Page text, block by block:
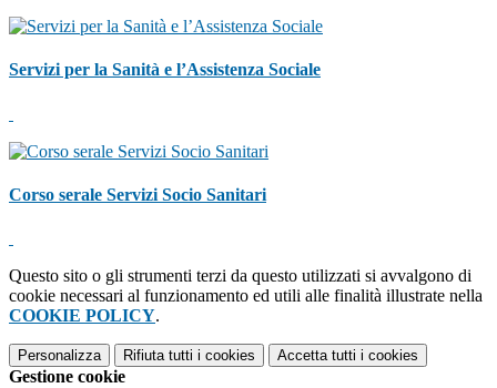
Servizi per la Sanità e l’Assistenza Sociale
Corso serale Servizi Socio Sanitari
Questo sito o gli strumenti terzi da questo utilizzati si avvalgono di
cookie necessari al funzionamento ed utili alle finalità illustrate nella
COOKIE POLICY.
Personalizza Rifiuta tutti i cookies Accetta tutti i cookies
Gestione cookie